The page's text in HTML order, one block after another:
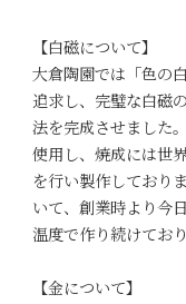
【白磁について】
大倉陶園では「色の
追求し、完璧な白磁
法を完成させました
使用し、焼成には世
を行い製作しており
いて、創業時より今
温度で作り続けており
【金について】